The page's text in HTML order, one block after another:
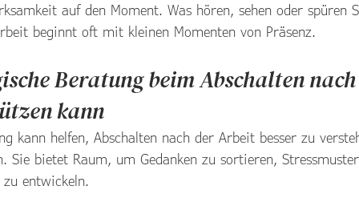
auf den Moment. Was hören, sehen oder spüren
beginnt oft mit kleinen Momenten von Präsenz.
Beratung beim Abschalten
kann
kann helfen, Abschalten nach der Arbeit besser zu
Sie bietet Raum, um Gedanken zu sortieren,
zu entwickeln.